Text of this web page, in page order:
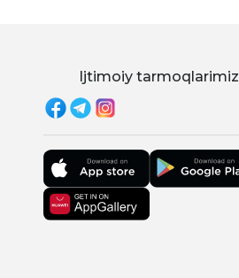
Ijtimoiy tarmoqlarimiz